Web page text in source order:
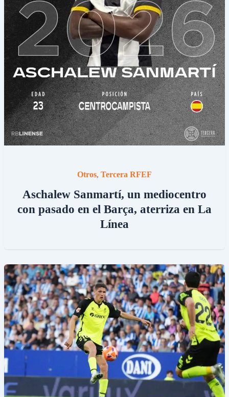
Otros, Tercera RFEF
Aschalew Sanmartí, un mediocentro
con pasado en el Barça, aterriza en La
Línea